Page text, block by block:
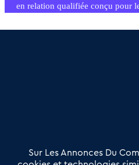
en relation qualifiée conçu pour
commercial et les collectivités
Offres Pro
Actualités
Sur Les Annonces Du